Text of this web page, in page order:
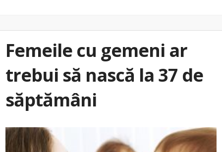
Femeile cu gemeni ar
trebui să nască la 37 de
săptămâni